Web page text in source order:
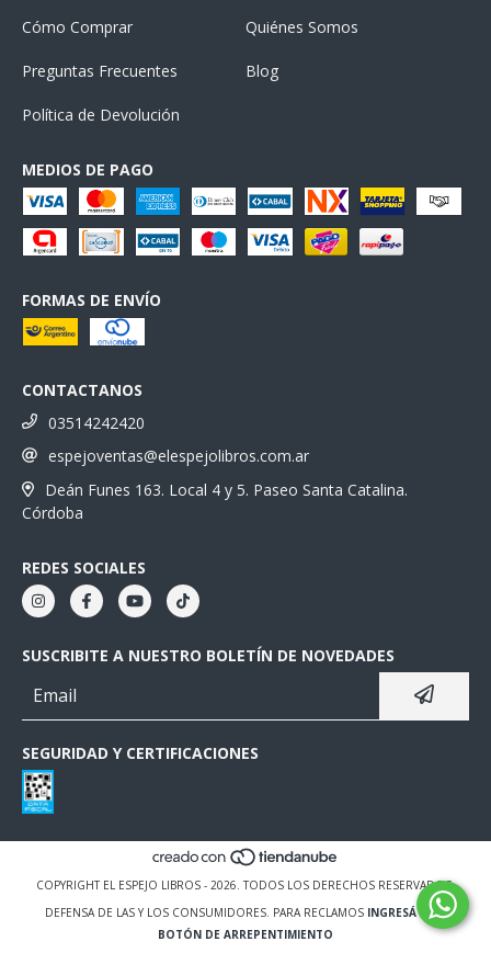
Cómo Comprar Quiénes Somos
Preguntas Frecuentes Blog
Política de Devolución
MEDIOS DE PAGO
FORMAS DE ENVÍO
CONTACTANOS
03514242420
espejoventas@elespejolibros.com.ar
Deán Funes 163. Local 4 y 5. Paseo Santa Catalina.
Córdoba
REDES SOCIALES
SUSCRIBITE A NUESTRO BOLETÍN DE NOVEDADES
SEGURIDAD Y CERTIFICACIONES
COPYRIGHT EL ESPEJO LIBROS - 2026. TODOS LOS DERECHOS RESERVADOS.
DEFENSA DE LAS Y LOS CONSUMIDORES. PARA RECLAMOS INGRESÁ ACÁ.
BOTÓN DE ARREPENTIMIENTO